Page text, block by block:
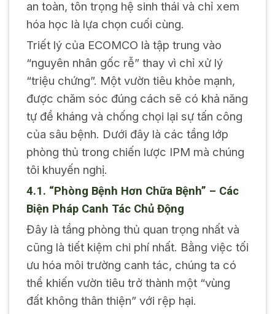
an toàn, tôn trọng hệ sinh thái và chỉ xem
hóa học là lựa chọn cuối cùng.
Triết lý của ECOMCO là tập trung vào
“nguyên nhân gốc rễ” thay vì chỉ xử lý
“triệu chứng”. Một vườn tiêu khỏe mạnh,
được chăm sóc đúng cách sẽ có khả năng
tự đề kháng và chống chọi lại sự tấn công
của sâu bệnh. Dưới đây là các tầng lớp
phòng thủ trong chiến lược IPM mà chúng
tôi khuyến nghị.
4.1. “Phòng Bệnh Hơn Chữa Bệnh” – Các
Biện Pháp Canh Tác Chủ Động
Đây là tầng phòng thủ quan trọng nhất và
cũng là tiết kiệm chi phí nhất. Bằng việc tối
ưu hóa môi trường canh tác, chúng ta có
thể khiến vườn tiêu trở thành một “vùng
đất không thân thiện” với rệp hại.